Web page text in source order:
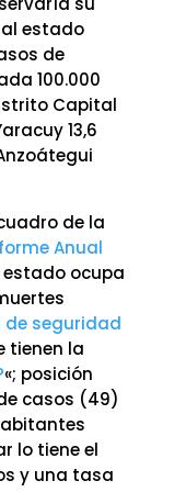
estado
de
100.000
Capital
13,6
de la
Anual
estado ocupa
de seguridad
tienen la
«; posición
casos (49)
lo tiene el
y una tasa